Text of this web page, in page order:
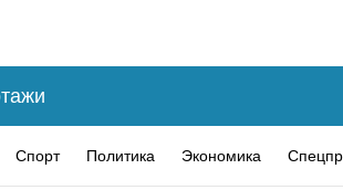
Спорт Политика Экономика